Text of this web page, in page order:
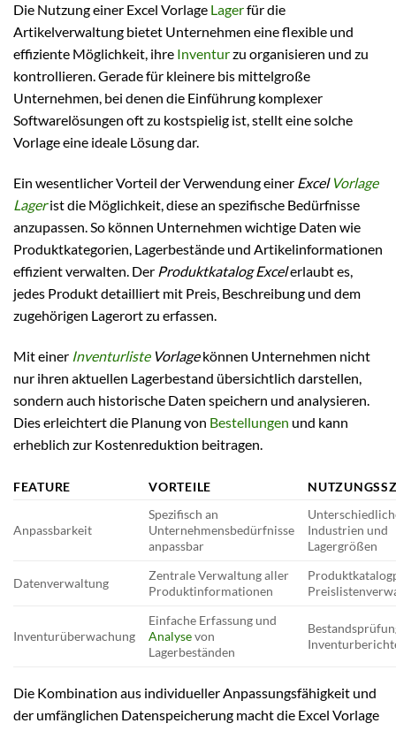
Die Nutzung einer Excel Vorlage Lagerfür die
Artikelverwaltung bietet Unternehmen eine flexible und
effiziente Möglichkeit, ihre Inventurzu organisieren und zu
kontrollieren. Gerade für kleinere bis mittelgroße
Unternehmen, bei denen die Einführung komplexer
Softwarelösungen oft zu kostspielig ist, stellt eine solche
Vorlage eine ideale Lösung dar.
Ein wesentlicher Vorteil der Verwendung einer Excel Vorlage
Lagerist die Möglichkeit, diese an spezifische Bedürfnisse
anzupassen. So können Unternehmen wichtige Daten wie
Produktkategorien, Lagerbestände und Artikelinformationen
effizient verwalten. Der Produktkatalog Excelerlaubt es,
jedes Produkt detailliert mit Preis, Beschreibung und dem
zugehörigen Lagerort zu erfassen.
Mit einer InventurlisteVorlagekönnen Unternehmen nicht
nur ihren aktuellen Lagerbestand übersichtlich darstellen,
sondern auch historische Daten speichern und analysieren.
Dies erleichtert die Planung von Bestellungen und kann
erheblich zur Kostenreduktion beitragen.
FEATURE VORTEILE
Anpassbarkeit
Spezifisch an
Unternehmensbedürfnisse
anpassbar
Industrien und
Lagergrößen
Datenverwaltung
Zentrale Verwaltung aller
Produktinformationen
Inventurüberwachung
Einfache Erfassung und
Analysevon
Lagerbeständen
Die Kombination aus individueller Anpassungsfähigkeit und
der umfänglichen Datenspeicherung macht die Excel Vorlage